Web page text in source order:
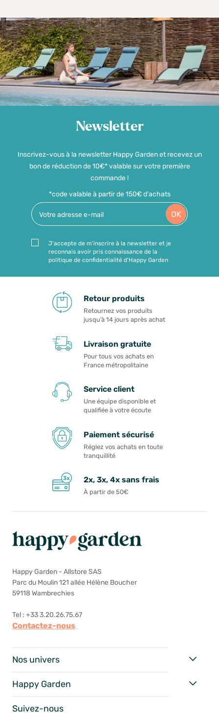
Newsletter
Inscrivez-vous à la newsletter Happy Garden et recevez un
bon de réduction de 10€* valable sur votre première
commande !
*code valable à partir de 150€ d'achats
OK
J'accepte de m'inscrire à la newsletter et je
reconnais avoir pris connaissance de la
politique de confidentialité d'Happy Garden
Retour produits
Retournez vos produits
jusqu’à 14 jours après achat
Livraison gratuite
Pour tous vos achats en
France métropolitaine
Service client
Une équipe disponible et
qualifiée à votre écoute
Paiement sécurisé
Réglez vos achats en toute
tranquillité
2x, 3x, 4x sans frais
À partir de 50€
Happy Garden - Allstore SAS
Parc du Moulin 121 allée Hélène Boucher
59118 Wambrechies
Tel : +33 3.20.26.75.67
Contactez-nous
Nos univers
Happy Garden
Suivez-nous